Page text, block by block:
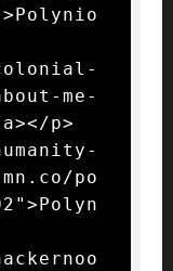
me-
p>
po